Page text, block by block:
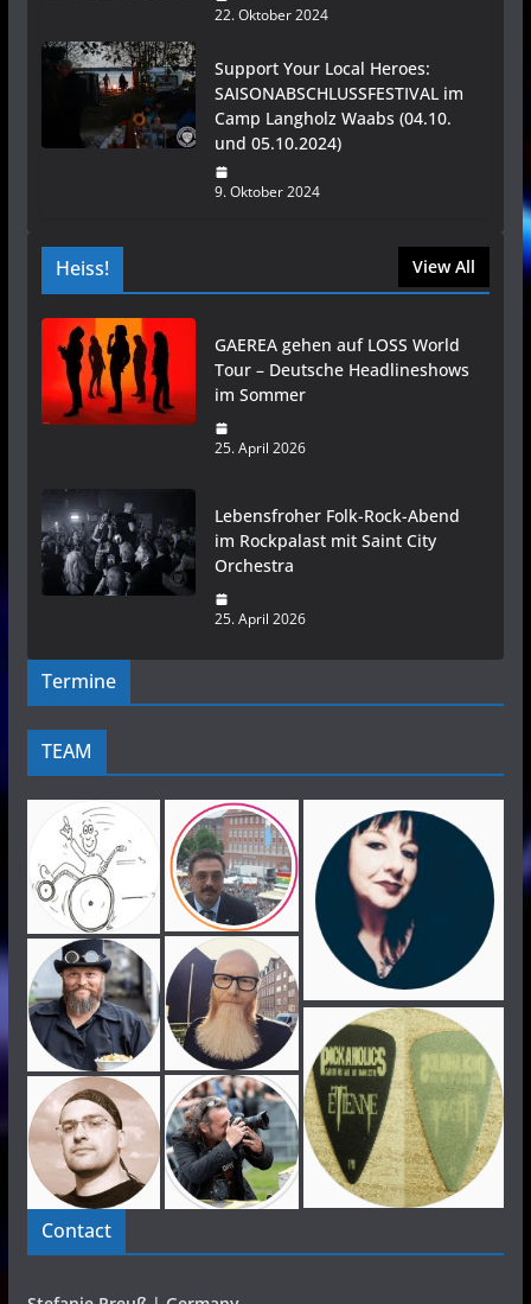
22. Oktober 2024
Support Your Local Heroes:
SAISONABSCHLUSSFESTIVAL im
Camp Langholz Waabs (04.10.
und 05.10.2024)
9. Oktober 2024
Heiss! View All
GAEREA gehen auf LOSS World
Tour – Deutsche Headlineshows
im Sommer
25. April 2026
Lebensfroher Folk-Rock-Abend
im Rockpalast mit Saint City
Orchestra
25. April 2026
Termine
TEAM
Contact